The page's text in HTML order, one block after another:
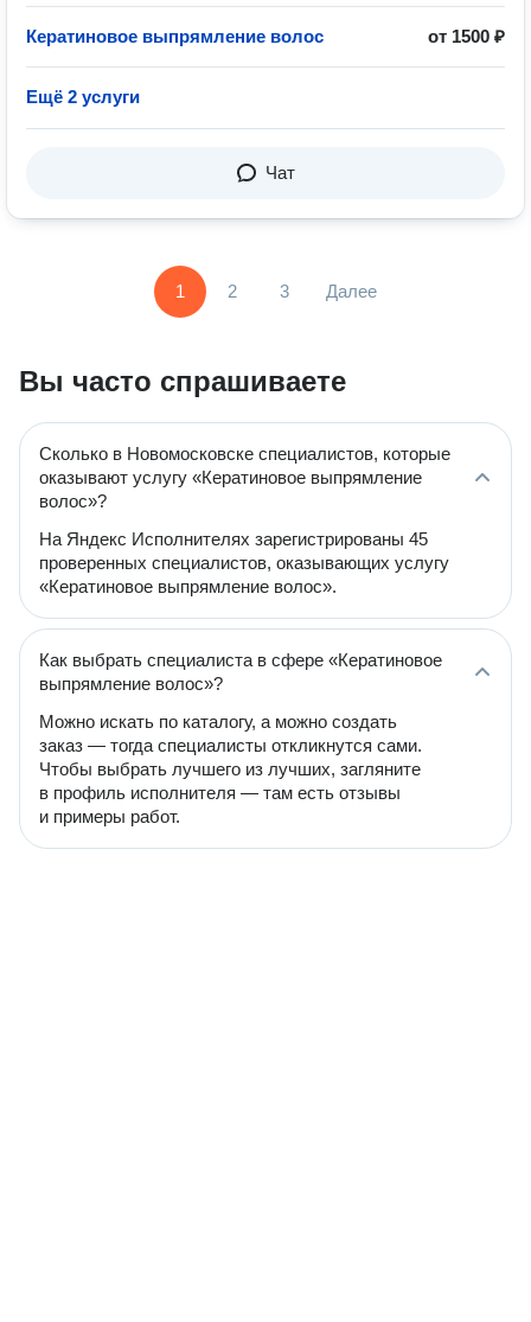
Кератиновое выпрямление волос от 1500 ₽
Ещё 2 услуги
Чат
1 2 3 Далее
Вы часто спрашиваете
Сколько в Новомосковске специалистов, которые
оказывают услугу «Кератиновое выпрямление
волос»?
На Яндекс Исполнителях зарегистрированы 45
проверенных специалистов, оказывающих услугу
«Кератиновое выпрямление волос».
Как выбрать специалиста в сфере «Кератиновое
выпрямление волос»?
Можно искать по каталогу, а можно создать
заказ — тогда специалисты откликнутся сами.
Чтобы выбрать лучшего из лучших, загляните
в профиль исполнителя — там есть отзывы
и примеры работ.